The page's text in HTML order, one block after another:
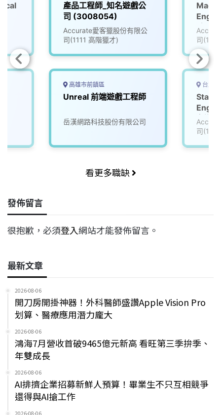
產品工程師_知名遊戲公
司 (3008054)
Accurate愛客獵股份有限公
司(1111 高階獵才)
高雄市前鎮區
Unreal 前端遊戲工程師
岳漢網路科技股份有限公司
_知名
司
台北
Staff
名遊
司
看更多職缺
發佈留言
很抱歉，必須登入網站才能發佈留言。
最新文章
2026-08-06
開刀房開掛神器！外科醫師盛讚Apple Vision Pro
划算、醫療應用潛力龐大
2026-08-06
鴻海7月營收首破9465億元新高 看旺第三季拚季、
年雙成長
2026-08-06
AI排擠企業招募新鮮人預算！畢業生不只互相競爭
還得與AI搶工作
2026-08-06